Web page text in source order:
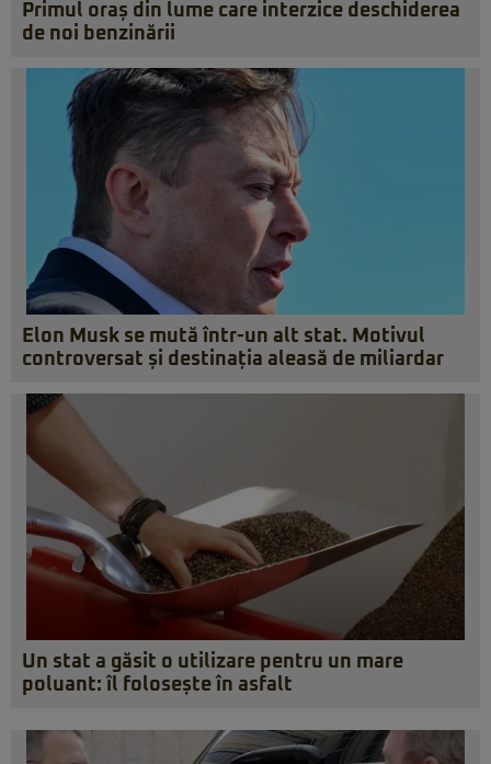
Primul oraș din lume care interzice deschiderea
de noi benzinării
Elon Musk se mută într-un alt stat. Motivul
controversat și destinația aleasă de miliardar
Un stat a găsit o utilizare pentru un mare
poluant: îl folosește în asfalt